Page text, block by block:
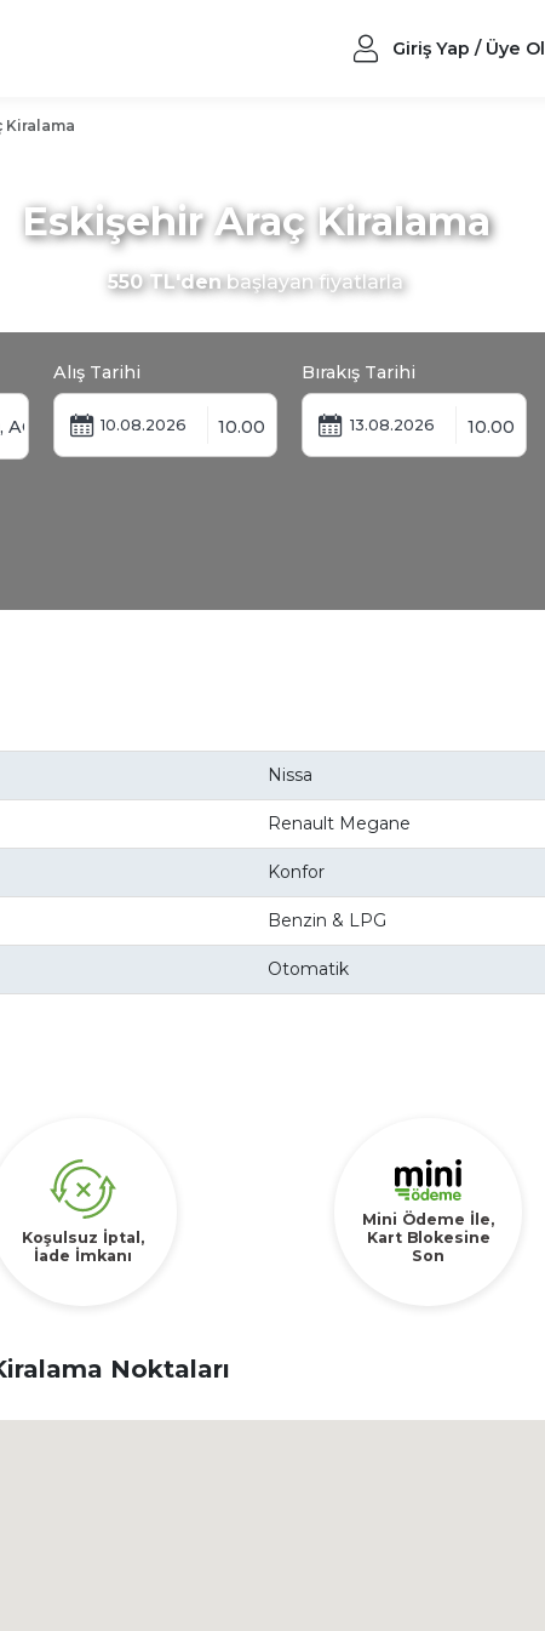
Giriş Yap / Üye Ol
Kiralama
Eskişehir Araç Kiralama
550 TL'denbaşlayan fiyatlarla
Alış Tarihi Bırakış Tarihi
Nissa
Renault Megane
Konfor
Benzin & LPG
Otomatik
Koşulsuz İptal,
İade İmkanı
Mini Ödeme İle,
Kart Blokesine
Son
Noktaları